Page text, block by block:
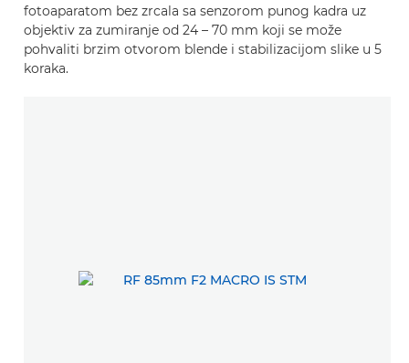
fotoaparatom bez zrcala sa senzorom punog kadra uz
objektiv za zumiranje od 24 – 70 mm koji se može
pohvaliti brzim otvorom blende i stabilizacijom slike u 5
koraka.